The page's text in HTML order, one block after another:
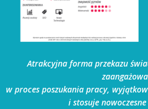
Atrakcyjna forma przekazu
w proces poszukania pracy,
i stosuje